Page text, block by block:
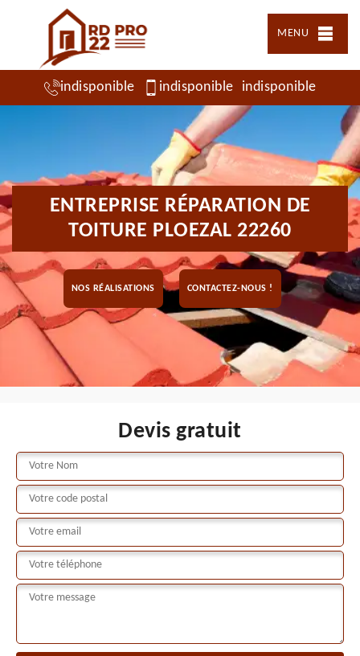
MENU
indisponible indisponible indisponible
ENTREPRISE RÉPARATION DE
TOITURE PLOEZAL 22260
NOS RÉALISATIONS CONTACTEZ-NOUS !
Devis gratuit